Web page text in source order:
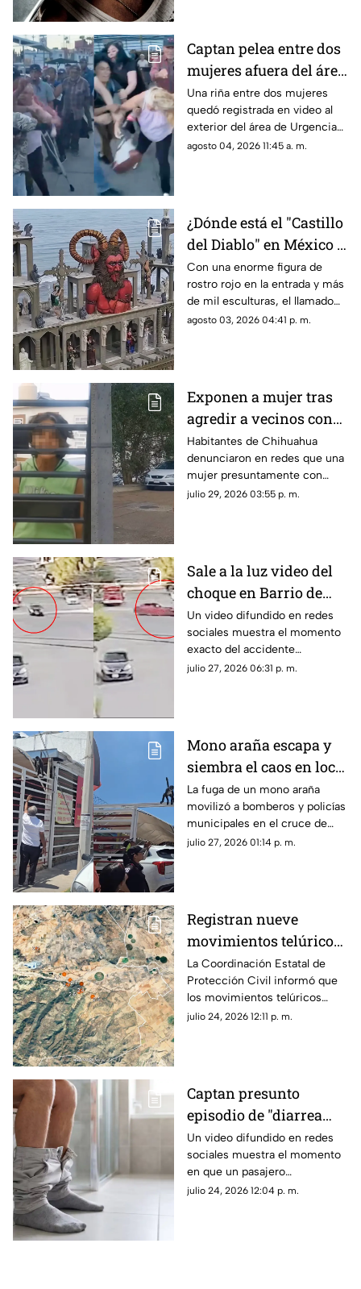
Captan pelea entre dos
mujeres afuera del área
de Urgencias de un
hospital en Chihuahua
| VIDEO
Una riña entre dos mujeres
quedó registrada en video al
exterior del área de Urgencias
de un hospital ubicado en
agosto 04, 2026 11:45 a. m.
¿Dónde está el "Castillo
del Diablo" en México y
por qué se volvió tan
famoso?
Con una enorme figura de
rostro rojo en la entrada y más
de mil esculturas, el llamado
“Castillo del Diablo” se ha
agosto 03, 2026 04:41 p. m.
Exponen a mujer tras
agredir a vecinos con
cuchillos en
Chihuahua; revelan
presunta condición
Habitantes de Chihuahua
denunciaron en redes que una
mujer presuntamente con
problemas de salud mental
julio 29, 2026 03:55 p. m.
Sale a la luz video del
choque en Barrio de
Londres donde murió
una mujer | VIDEO
Un video difundido en redes
sociales muestra el momento
exacto del accidente
registrado en la colonia Barrio
julio 27, 2026 06:31 p. m.
Mono araña escapa y
siembra el caos en local
de barbacoa en
Chihuahua | VIDEO
La fuga de un mono araña
movilizó a bomberos y policías
municipales en el cruce de
Ortiz Mena y Ahuehuete en
julio 27, 2026 01:14 p. m.
Registran nueve
movimientos telúricos
al sur de Chihuahua;
Protección Civil da
detalles
La Coordinación Estatal de
Protección Civil informó que
los movimientos telúricos
ocurrieron entre la noche del
julio 24, 2026 12:11 p. m.
Captan presunto
episodio de "diarrea
explosiva" en
transporte público;
video se viraliza
Un video difundido en redes
sociales muestra el momento
en que un pasajero
aparentemente sufrió un
julio 24, 2026 12:04 p. m.